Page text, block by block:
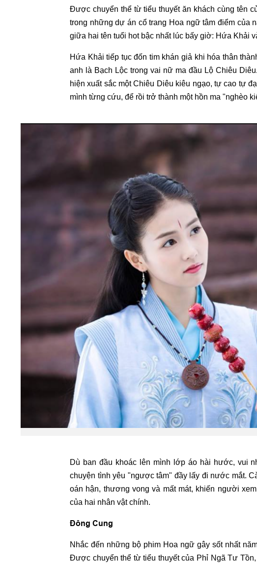
Được chuyển thể từ tiểu thuyết ăn khách cùng tên
trong những dự án cổ trang Hoa ngữ tâm điểm của
giữa hai tên tuổi hot bậc nhất lúc bấy giờ: Hứa Khải
Hứa Khải tiếp tục đốn tim khán giả khi hóa thân
anh là Bạch Lộc trong vai nữ ma đầu Lộ Chiêu
hiện xuất sắc một Chiêu Diêu kiêu ngạo, tự cao tự
mình từng cứu, để rồi trở thành một hồn ma "nghèo
Dù ban đầu khoác lên mình lớp áo hài hước, vui
chuyện tình yêu "ngược tâm" đầy lấy đi nước mắt.
oán hận, thương vong và mất mát, khiến người
của hai nhân vật chính.
Đông Cung
Nhắc đến những bộ phim Hoa ngữ gây sốt nhất
Được chuyển thể từ tiểu thuyết của Phỉ Ngã Tư